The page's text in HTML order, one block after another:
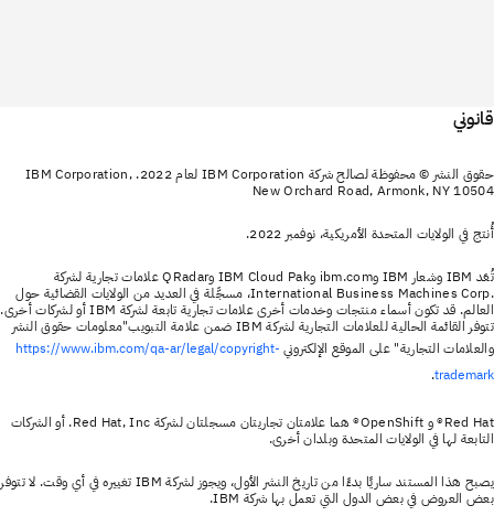
قانوني
حقوق النشر © محفوظة لصالح شركة IBM Corporation لعام 2022. IBM Corporation,
New Orchard Road, Armonk, NY 10504
أُنتج في الولايات المتحدة الأمريكية، نوفمبر 2022.
تُعَد IBM وشعار IBM وibm.com وIBM Cloud Pak وQRadar علامات تجارية لشركة
International Business Machines Corp.‎، مسجَّلة في العديد من الولايات القضائية حول
العالم. قد تكون أسماء منتجات وخدمات أخرى علامات تجارية تابعة لشركة IBM أو لشركات أخرى.
تتوفر القائمة الحالية للعلامات التجارية لشركة IBM ضمن علامة التبويب"معلومات حقوق النشر
والعلامات التجارية" على الموقع الإلكتروني https://www.ibm.com/qa-ar/legal/copyright-
trademark
.
Red Hat® و OpenShift® هما علامتان تجاريتان مسجلتان لشركة Red Hat, Inc. أو الشركات
التابعة لها في الولايات المتحدة وبلدان أخرى.
يصبح هذا المستند ساريًا بدءًا من تاريخ النشر الأول، ويجوز لشركة IBM تغييره في أي وقت. لا تتوفر
بعض العروض في بعض الدول التي تعمل بها شركة IBM.